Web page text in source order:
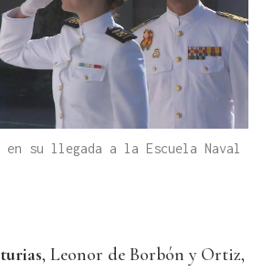
en su llegada a la Escuela Naval
, Leonor de Borbón y Ortiz,